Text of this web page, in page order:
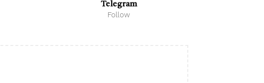
Telegram
Follow